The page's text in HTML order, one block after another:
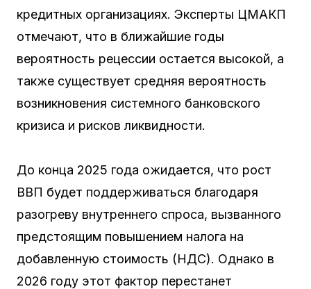
кредитных организациях. Эксперты ЦМАКП
отмечают, что в ближайшие годы
вероятность рецессии остается высокой, а
также существует средняя вероятность
возникновения системного банковского
кризиса и рисков ликвидности.
До конца 2025 года ожидается, что рост
ВВП будет поддерживаться благодаря
разогреву внутреннего спроса, вызванного
предстоящим повышением налога на
добавленную стоимость (НДС). Однако в
2026 году этот фактор перестанет